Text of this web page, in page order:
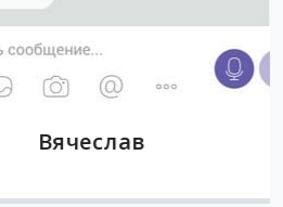
Вячеслав